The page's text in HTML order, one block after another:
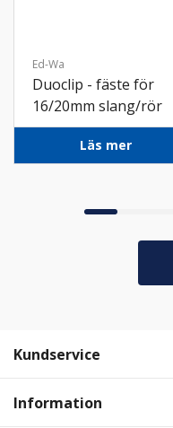
Ed-Wa
Duoclip - fäste för
16/20mm slang/rör
6-pack
Läs mer
Kundservice
Information